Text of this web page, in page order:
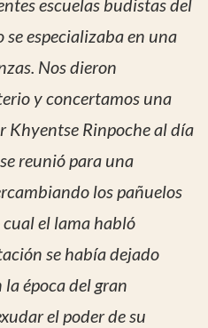
escuelas budistas del
especializaba en una
Nos dieron
y concertamos una
Khyentse Rinpoche al día
reunió para una
los pañuelos
el lama habló
se había dejado
época del gran
el poder de su